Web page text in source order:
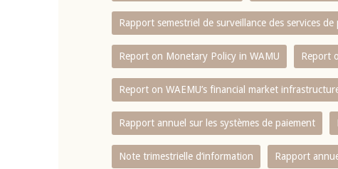
Rapport semestriel de surveillance des services
Report on Monetary Policy in WAMU Report
Report on WAEMU’s financial market
Rapport annuel sur les systèmes de paiement
Note trimestrielle d‘information Rapport